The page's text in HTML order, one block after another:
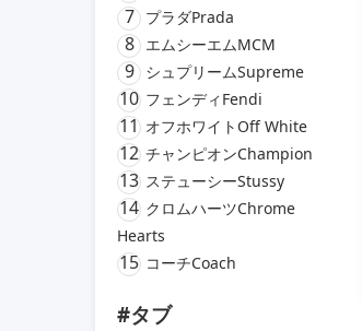
7 プラダPrada
8 エムシーエムMCM
9 シュプリームSupreme
10 フェンディFendi
11 オフホワイトOff White
12 チャンピオンChampion
13 ステューシーStussy
14 クロムハーツChrome
Hearts
15 コーチCoach
#タブ